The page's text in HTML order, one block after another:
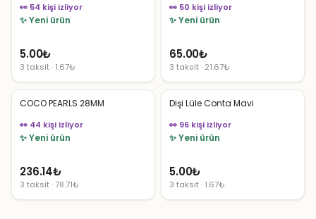
👀 54 kişi izliyor
✨ Yeni ürün
5.00₺
3 taksit · 1.67₺
👀 50 kişi izliyor
✨ Yeni ürün
65.00₺
3 taksit · 21.67₺
COCO PEARLS 28MM
👀 44 kişi izliyor
✨ Yeni ürün
236.14₺
3 taksit · 78.71₺
Dişi Lüle Conta Mavi
👀 96 kişi izliyor
✨ Yeni ürün
5.00₺
3 taksit · 1.67₺